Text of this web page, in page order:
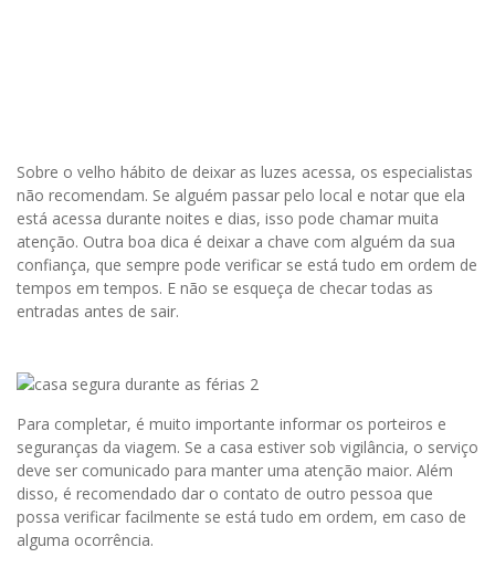
Sobre o velho hábito de deixar as luzes acessa, os especialistas
não recomendam. Se alguém passar pelo local e notar que ela
está acessa durante noites e dias, isso pode chamar muita
atenção. Outra boa dica é deixar a chave com alguém da sua
confiança, que sempre pode verificar se está tudo em ordem de
tempos em tempos. E não se esqueça de checar todas as
entradas antes de sair.
Para completar, é muito importante informar os porteiros e
seguranças da viagem. Se a casa estiver sob vigilância, o serviço
deve ser comunicado para manter uma atenção maior. Além
disso, é recomendado dar o contato de outro pessoa que
possa verificar facilmente se está tudo em ordem, em caso de
alguma ocorrência.